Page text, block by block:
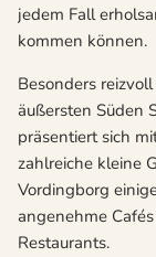
jedem Fall
kommen können.
Besonders
äußersten Süden
präsentiert sich
zahlreiche kleine
Vordingborg
angenehme
Restaurants.